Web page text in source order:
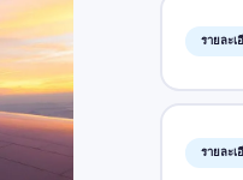
รายละเ
รายละเ